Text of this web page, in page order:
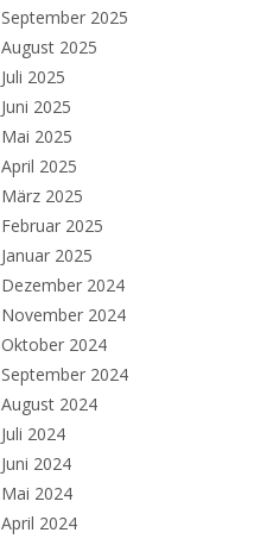
September 2025
August 2025
Juli 2025
Juni 2025
Mai 2025
April 2025
März 2025
Februar 2025
Januar 2025
Dezember 2024
November 2024
Oktober 2024
September 2024
August 2024
Juli 2024
Juni 2024
Mai 2024
April 2024